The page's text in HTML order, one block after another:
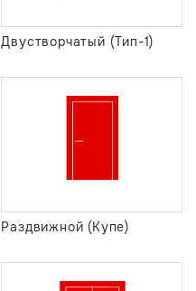
Двустворчатый (Тип-1)
Раздвижной (Купе)